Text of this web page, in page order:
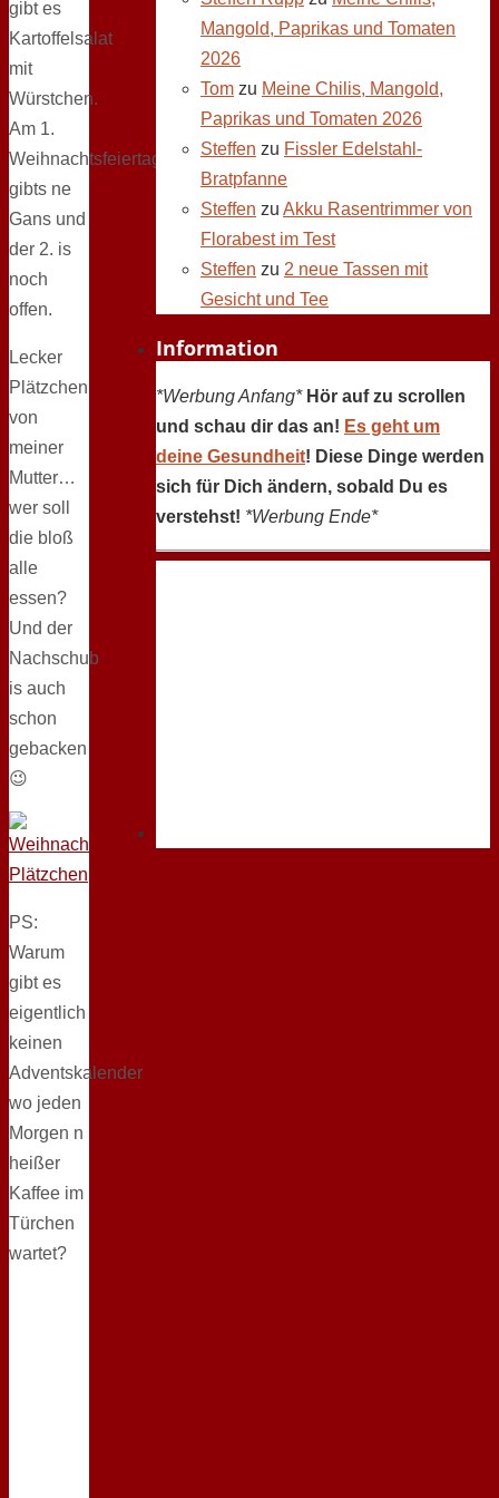
gibt es
Kartoffelsalat
mit
Würstchen.
Am 1.
Weihnachtsfeiertag
gibts ne
Gans und
der 2. is
noch
offen.
Lecker
Plätzchen
von
meiner
Mutter…
wer soll
die bloß
alle
essen?
Und der
Nachschub
is auch
schon
gebacken
😉
PS:
Warum
gibt es
eigentlich
keinen
Adventskalender
wo jeden
Morgen n
heißer
Kaffee im
Türchen
wartet?
Mangold, Paprikas und Tomaten
2026
Tom zu Meine Chilis, Mangold,
Paprikas und Tomaten 2026
Steffen zu Fissler Edelstahl-
Bratpfanne
Steffen zu Akku Rasentrimmer von
Florabest im Test
Steffen zu 2 neue Tassen mit
Gesicht und Tee
Information
*Werbung Anfang* Hör auf zu scrollen
und schau dir das an! Es geht um
deine Gesundheit! Diese Dinge werden
sich für Dich ändern, sobald Du es
verstehst! *Werbung Ende*